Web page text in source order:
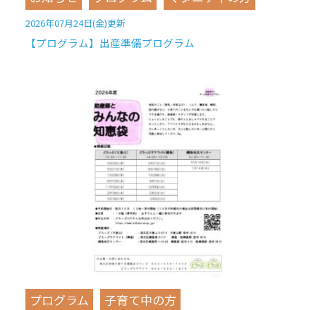
2026年07月24日(金)更新
【プログラム】出産準備プログラム
プログラム 子育て中の方